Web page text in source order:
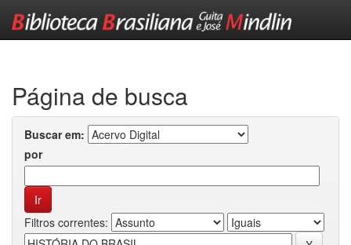
Página de busca
Buscar em:
por
Filtros correntes: